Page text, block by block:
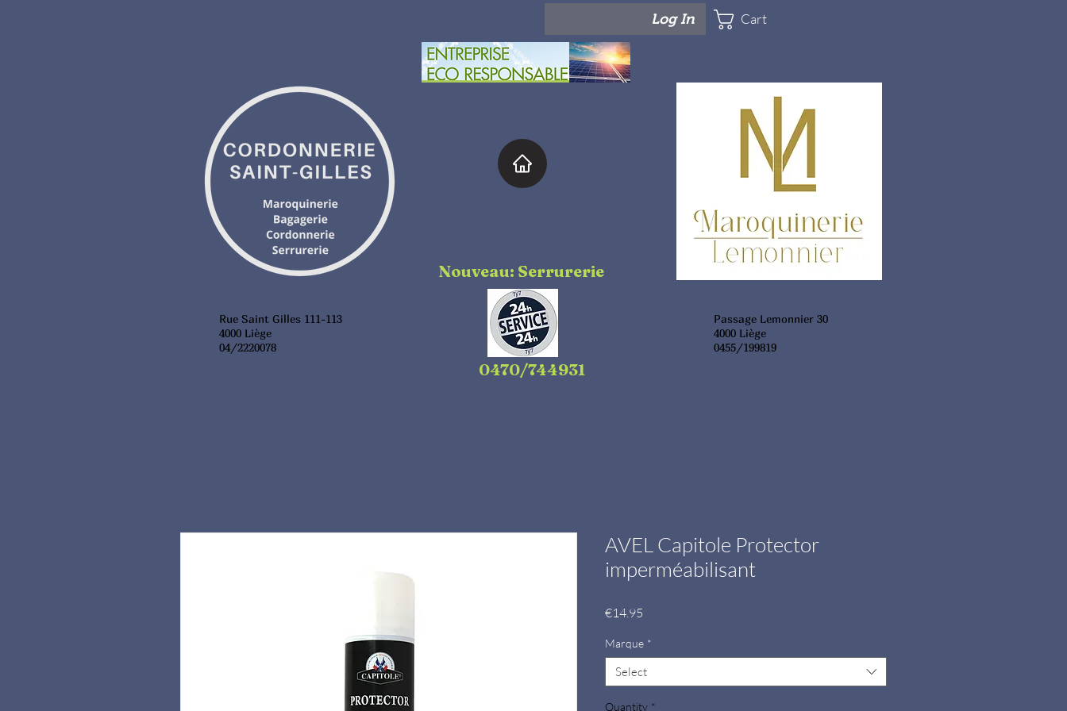
Rue Saint Gilles 111-113
4000 Liège
04/2220078
Log In Cart
Nouveau: Serrurerie
Passage Lemonnier 30
4000 Liège
0455/199819
0470/744931
AVEL Capitole Protector
imperméabilisant
€14.95
Marque *
Select
Quantity *